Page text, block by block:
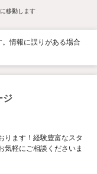
移動します
情報に誤りがある場合
ジ
ります！経験豊富なスタ
気軽にご相談くださいま